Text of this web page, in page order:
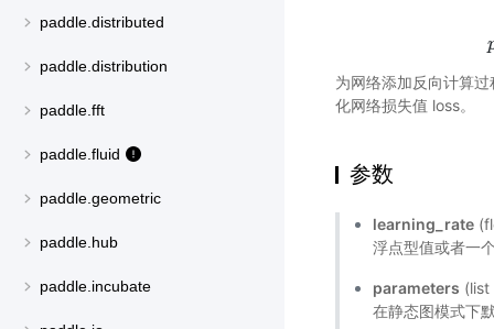
paddle.distributed
paddle.distribution
paddle.fft
paddle.fluid
paddle.geometric
paddle.hub
paddle.incubate
为网络添加反向计算
化网络损失值 loss。
参数
learning_rate
浮点型值或者一
parameters (list
在静态图模式下